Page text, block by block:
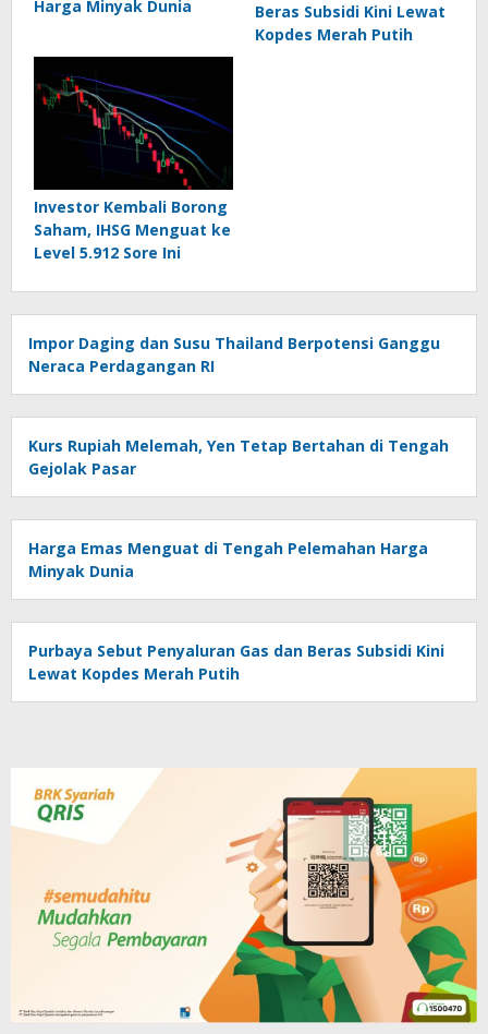
Harga Minyak Dunia
Beras Subsidi Kini Lewat
Kopdes Merah Putih
Investor Kembali Borong
Saham, IHSG Menguat ke
Level 5.912 Sore Ini
Impor Daging dan Susu Thailand Berpotensi Ganggu
Neraca Perdagangan RI
Kurs Rupiah Melemah, Yen Tetap Bertahan di Tengah
Gejolak Pasar
Harga Emas Menguat di Tengah Pelemahan Harga
Minyak Dunia
Purbaya Sebut Penyaluran Gas dan Beras Subsidi Kini
Lewat Kopdes Merah Putih